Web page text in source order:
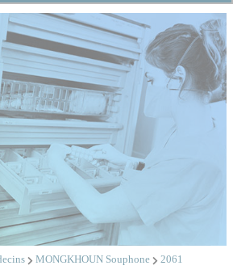
MONGKHOUN Souphone 2061